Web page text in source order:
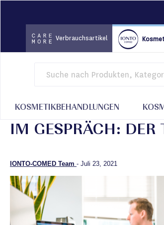
zum
Verbrauchsartikel
KOSMETIKBEHANDLUNGEN
Startseite Magazin Business Insights Im
IM GESPRÄCH: DER
IONTO-COMED Team - Juli 23, 2021